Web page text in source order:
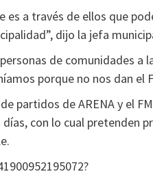
es a través de ellos que
dijo la jefa
de comunidades a
porque no nos dan el
partidos de ARENA y el
con lo cual pretenden